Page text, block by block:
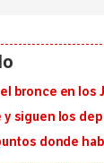
bronce en
y siguen los
donde